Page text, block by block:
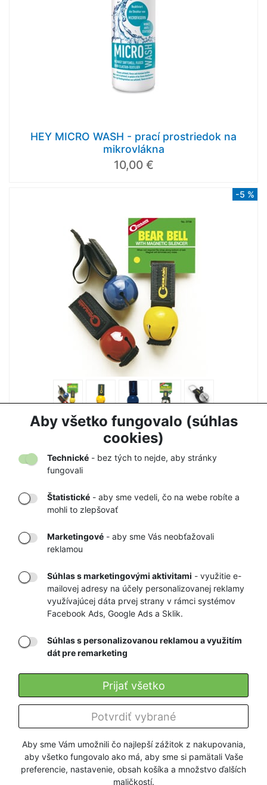
Aby všetko fungovalo (súhlas
cookies)
Aby sme Vám umožnili čo najlepší zážitok z nakupovania,
aby všetko fungovalo ako má, aby sme si pamätali Vaše
preferencie, nastavenie, obsah košíka a množstvo ďalších
maličkostí.
Technické - bez tých to nejde, aby stránky
fungovali
Štatistické - aby sme vedeli, čo na webe robíte a
mohli to zlepšovať
Marketingové - aby sme Vás neobťažovali
reklamou
Súhlas s marketingovými aktivitami - využitie e-
mailovej adresy na účely personalizovanej reklamy
využívajúcej dáta prvej strany v rámci systémov
Facebook Ads, Google Ads a Sklik.
Súhlas s personalizovanou reklamou a využitím
dát pre remarketing
Potvrdiť vybrané
Prijať všetko
HEY MICRO WASH - prací prostriedok na
mikrovlákna
10,00 €
-5 %
ZVONČEK NA MEDVEDE COGHLANS
7,50 € 7,90 €
TOVARU AŽ K
VÁM DOMOV
OBCHOD
RÝCHLE
DORUČENIE
GARANCIA
NAJNIŽŠÍCH CIEN
Firmy a organizácie